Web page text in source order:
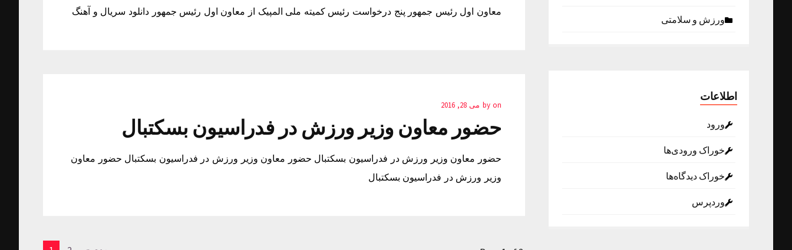
معاون اول رئیس جمهور پنج درخواست رئیس کمیته ملی المپیک از معاون اول رئیس جمهور دانلود سریال و آهنگ
by on می 28, 2016
حضور معاون وزیر ورزش در فدراسیون بسکتبال
حضور معاون وزیر ورزش در فدراسیون بسکتبال حضور معاون وزیر ورزش در فدراسیون بسکتبال حضور معاون
وزیر ورزش در فدراسیون بسکتبال
ورزش و سلامتی
اطلاعات
ورود
خوراک ورودی‌ها
خوراک دیدگاه‌ها
وردپرس